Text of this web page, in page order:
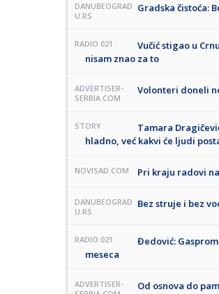
DANUBEOGRAD
U.RS
Gradska čistoća:
RADIO 021
Vučić stigao u
nisam znao za to
ADVERTISER-
SERBIA.COM
Volonteri doneli
STORY
Tamara
hladno, već kakvi će ljudi
NOVISAD.COM Pri kraju radovi
DANUBEOGRAD
U.RS
Bez struje i bez
RADIO 021
Đedović:
meseca
ADVERTISER-
Od osnova do